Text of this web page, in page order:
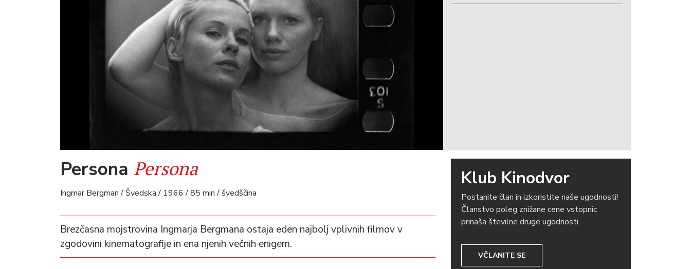
Persona Persona
Ingmar Bergman / Švedska / 1966 / 85 min / švedščina
Brezčasna mojstrovina Ingmarja Bergmana ostaja eden najbolj vplivnih filmov v
zgodovini kinematografije in ena njenih večnih enigem.
Klub Kinodvor
Postanite član in izkoristite naše ugodnosti!
Članstvo poleg znižane cene vstopnic
prinaša številne druge ugodnosti.
VČLANITE SE